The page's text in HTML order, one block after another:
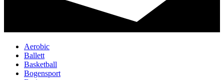
Aerobic
Ballett
Basketball
Bogensport